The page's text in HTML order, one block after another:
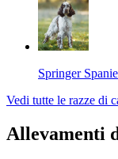
Springer
Vedi tutte le razze di
Allevamenti